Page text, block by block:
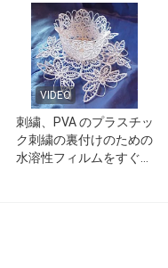
VIDEO
刺繍、PVA のプラスチッ
ク刺繍の裏付けのための
水溶性フィルムをすぐに